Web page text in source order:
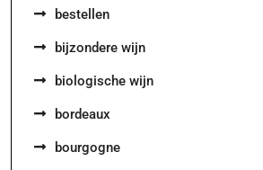
bestellen
bijzondere wijn
biologische wijn
bordeaux
bourgogne